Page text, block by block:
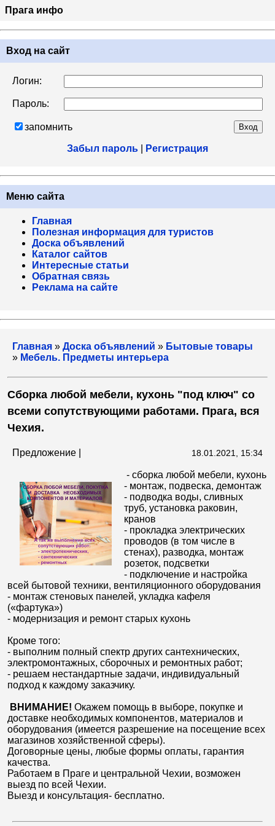
Прага инфо
Вход на сайт
Логин:
Пароль:
запомнить
Забыл пароль Регистрация
Меню сайта
Главная
Полезная информация для туристов
Доска объявлений
Каталог сайтов
Интересные статьи
Обратная связь
Реклама на сайте
Главная » Доска объявлений » Бытовые товары
» Мебель. Предметы интерьера
Сборка любой мебели, кухонь "под ключ" со
всеми сопутствующими работами. Прага, вся
Чехия.
Предложение | 18.01.2021, 15:34
- сборка любой мебели, кухонь
- монтаж, подвеска, демонтаж
- подводка воды, сливных
труб, установка раковин,
кранов
- прокладка электрических
проводов (в том числе в
стенах), разводка, монтаж
розеток, подсветки
- подключение и настройка
всей бытовой техники, вентиляционного оборудования
- монтаж стеновых панелей, укладка кафеля
(«фартука»)
- модернизация и ремонт старых кухонь
Кроме того:
- выполним полный спектр других сантехнических,
электромонтажных, сборочных и ремонтных работ;
- решаем нестандартные задачи, индивидуальный
подход к каждому заказчику.
ВНИМАНИЕ! Окажем помощь в выборе, покупке и
доставке необходимых компонентов, материалов и
оборудования (имеется разрешение на посещение всех
магазинов хозяйственной сферы).
Договорные цены, любые формы оплаты, гарантия
качества.
Работаем в Праге и центральной Чехии, возможен
выезд по всей Чехии.
Выезд и консультация- бесплатно.